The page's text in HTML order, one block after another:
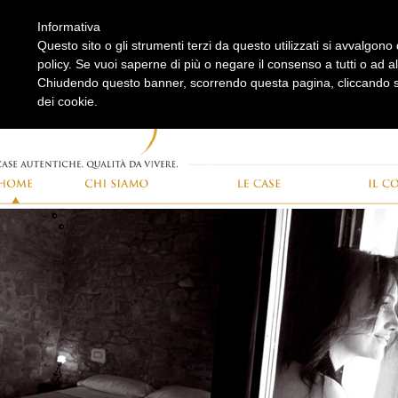
Informativa
Questo sito o gli strumenti terzi da questo utilizzati si
policy. Se vuoi saperne di più o negare il consenso a tutti o ad
Chiudendo questo banner, scorrendo questa pagina,
dei cookie.